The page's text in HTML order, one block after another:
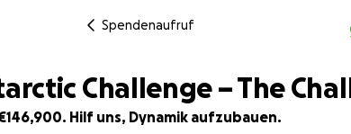
Spendenaufruf
Challenge – The
Hilf uns, Dynamik aufzubauen.